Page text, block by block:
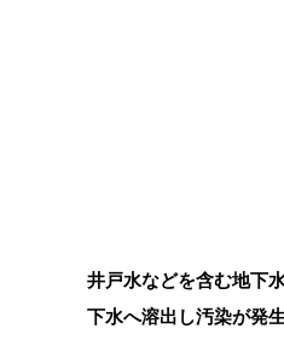
井戸水などを含む地下
下水へ溶出し汚染が発